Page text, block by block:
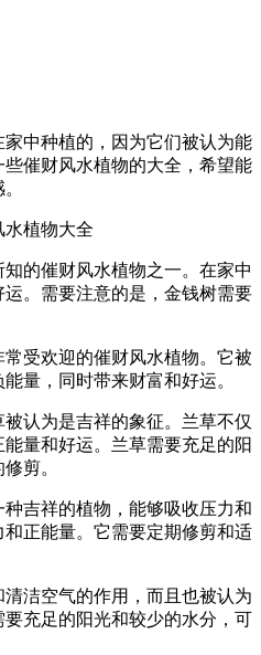
中种植的，因为它们被认为能
催财风水植物的大全，希望能
的催财风水植物之一。在家中
。需要注意的是，金钱树需要
受欢迎的催财风水植物。它被
量，同时带来财富和好运。
认为是吉祥的象征。兰草不仅
量和好运。兰草需要充足的阳
剪。
吉祥的植物，能够吸收压力和
正能量。它需要定期修剪和适
洁空气的作用，而且也被认为
充足的阳光和较少的水分，可